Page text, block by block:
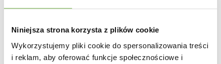
Niniejsza strona korzysta z plików cookie
Wykorzystujemy pliki cookie do spersonalizowania treści
i reklam, aby oferować funkcje społecznościowe i